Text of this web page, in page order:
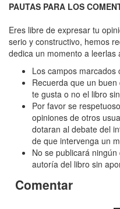
y
otros
cuentos
macabros,
La
PAUTAS PARA LOS
Eres libre de expresar tu
serio y constructivo, hemos
dedica un momento a
Los campos marcados
Recuerda que un
te gusta o no el libro
Por favor se
opiniones de otros
dotaran al debate del
de que intervenga un
No se publicará
autoría del libro sin
Comentar